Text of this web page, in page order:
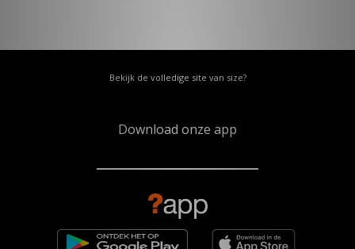
Bekijk de volledige site van size?
Download onze app